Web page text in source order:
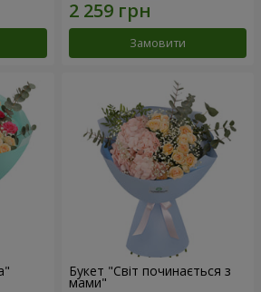
Замовити
Букет "Світ починається з
мами"